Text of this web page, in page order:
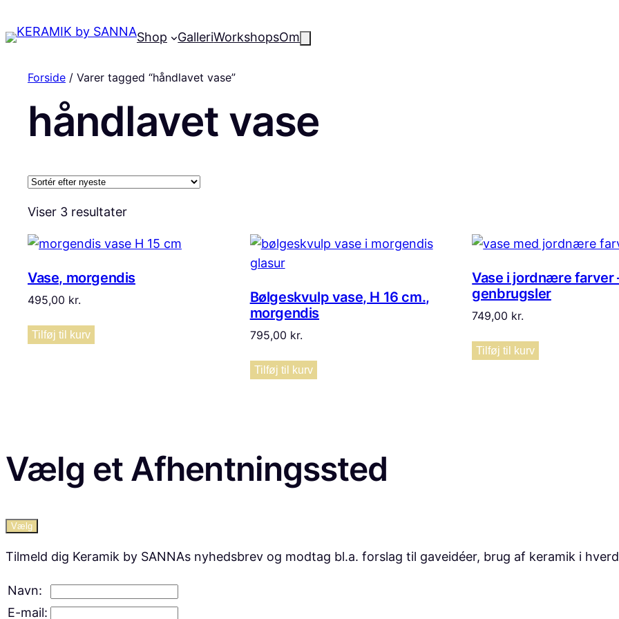
Shop GalleriWorkshopsOm
Forside / Varer tagged “håndlavet vase”
håndlavet vase
Viser 3 resultaterSorteret
seneste
Vase, morgendis
495,00 kr.
Tilføj til kurv
Bølgeskvulp vase, H 16 cm.,
morgendis
795,00 kr.
Tilføj til kurv
Vase i jordnære farver
genbrugsler
749,00 kr.
Tilføj til kurv
Vælg et Afhentningssted
Vælg
Tilmeld dig Keramik by SANNAs nyhedsbrev og modtag bl.a. forslag til gaveidéer, brug af keramik i
Navn:
E-mail: